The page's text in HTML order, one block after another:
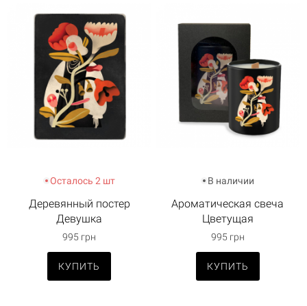
Осталось 2 шт
Деревянный постер
Девушка
995 грн
КУПИТЬ
В наличии
Ароматическая свеча
Цветущая
995 грн
КУПИТЬ